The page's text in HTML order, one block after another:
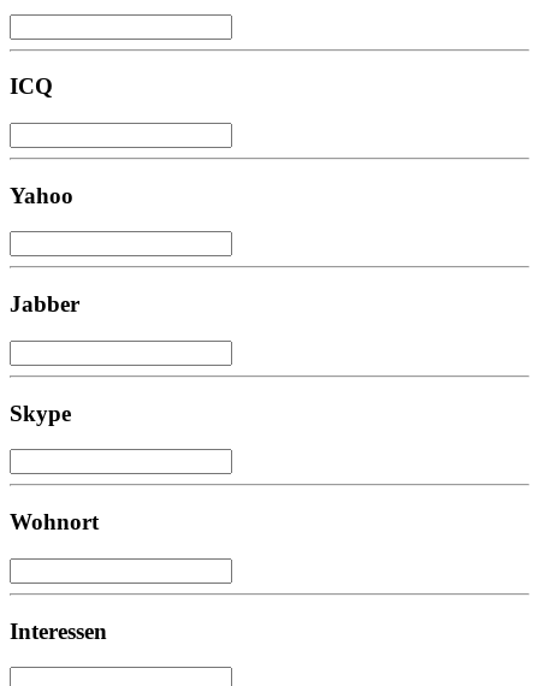
ICQ
Yahoo
Jabber
Skype
Wohnort
Interessen